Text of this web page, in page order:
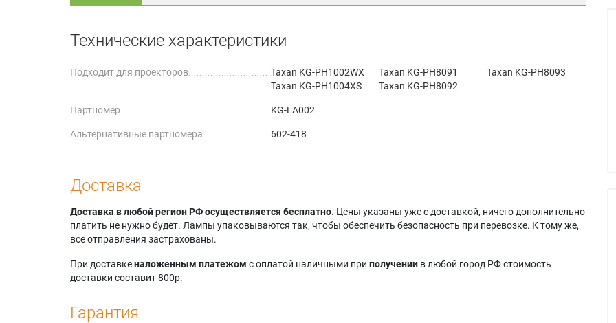
Технические характеристики
Подходит для проекторов
Taxan KG-PH1002WX
Taxan KG-PH1004XS
Taxan KG-PH8091
Taxan KG-PH8092
Taxan KG-PH8093
Партномер KG-LA002
Альтернативные партномера 602-418
Доставка
Доставка в любой регион РФ осуществляется бесплатно. Цены указаны уже с доставкой, ничего дополнительно
платить не нужно будет. Лампы упаковываются так, чтобы обеспечить безопасность при перевозке. К тому же,
все отправления застрахованы.
При доставкеналоженным платежом с оплатой наличными при получении в любой город РФ стоимость
доставки составит 800р.
Гарантия